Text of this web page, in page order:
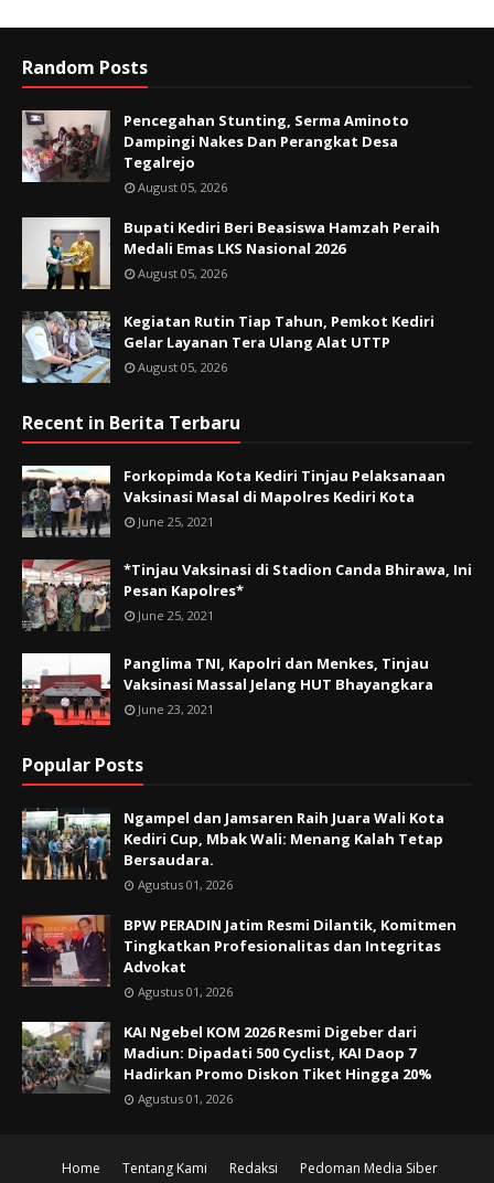
Random Posts
Pencegahan Stunting, Serma Aminoto
Dampingi Nakes Dan Perangkat Desa
Tegalrejo
August 05, 2026
Bupati Kediri Beri Beasiswa Hamzah Peraih
Medali Emas LKS Nasional 2026
August 05, 2026
Kegiatan Rutin Tiap Tahun, Pemkot Kediri
Gelar Layanan Tera Ulang Alat UTTP
August 05, 2026
Recent in Berita Terbaru
Forkopimda Kota Kediri Tinjau Pelaksanaan
Vaksinasi Masal di Mapolres Kediri Kota
June 25, 2021
*Tinjau Vaksinasi di Stadion Canda Bhirawa, Ini
Pesan Kapolres*
June 25, 2021
Panglima TNI, Kapolri dan Menkes, Tinjau
Vaksinasi Massal Jelang HUT Bhayangkara
June 23, 2021
Popular Posts
Ngampel dan Jamsaren Raih Juara Wali Kota
Kediri Cup, Mbak Wali: Menang Kalah Tetap
Bersaudara.
Agustus 01, 2026
BPW PERADIN Jatim Resmi Dilantik, Komitmen
Tingkatkan Profesionalitas dan Integritas
Advokat
Agustus 01, 2026
KAI Ngebel KOM 2026 Resmi Digeber dari
Madiun: Dipadati 500 Cyclist, KAI Daop 7
Hadirkan Promo Diskon Tiket Hingga 20%
Agustus 01, 2026
Home Tentang Kami Redaksi Pedoman Media Siber